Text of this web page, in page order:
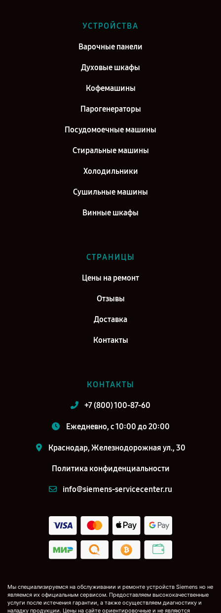
Екатеринбург
Ремонт стиральной машины Siemens WIQ 1432 EU в г. Воронеж
Ремонт стиральной машины Siemens WIQ 1432 EU в г. Саратов
Ремонт стиральной машины Siemens WIQ 1432 EU в г. Самара
УСТРОЙСТВА
Варочные панели
Духовые шкафы
Кофемашины
Парогенераторы
Посудомоечные машины
Стиральные машины
Холодильники
Сушильные машины
Винные шкафы
СТРАНИЦЫ
Цены на ремонт
Отзывы
Доставка
Контакты
КОНТАКТЫ
+7 (800) 100-87-60
Ежедневно, с 10:00 до 20:00
Краснодар, Железнодорожная ул., 30
Политика конфиденциальности
info@siemens-servicecenter.ru
Мы специализируемся на обслуживании и ремонте устройств Siemens но не
являемся их официальным сервисом. Предоставляем высококачественные
услуги после истечения гарантии, а также осуществляем диагностику и
наладку продукции. Цены на сайте ориентировочные и не являются